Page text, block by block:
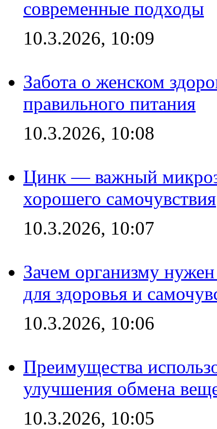
современные подходы
10.3.2026, 10:09
Забота о женском
правильного питания
10.3.2026, 10:08
Цинк — важный
хорошего самочувствия
10.3.2026, 10:07
Зачем организму
для здоровья и
10.3.2026, 10:06
Преимущества
улучшения обмена
10.3.2026, 10:05